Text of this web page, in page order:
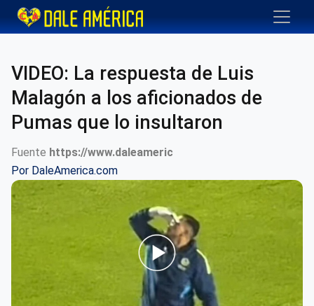
VIDEO: La respuesta de Luis
Malagón a los aficionados de
Pumas que lo insultaron
Fuente https://www.daleameric
Por DaleAmerica.com